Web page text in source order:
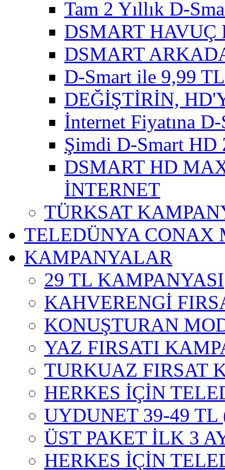
Tam 2 Yıllık D-
DSMART HAVUÇ
DSMART
D-Smart ile 9,99
DEĞİŞTİRİN,
İnternet Fiyatına
Şimdi D-Smart HD
DSMART HD
İNTERNET
TÜRKSAT
TELEDÜNYA CONAX
KAMPANYALAR
29 TL KAMPANYASI
KAHVERENGİ
KONUŞTURAN
YAZ FIRSATI
TURKUAZ FIRSAT
HERKES İÇİN
UYDUNET 39-49
ÜST PAKET İLK 3
HERKES İÇİN